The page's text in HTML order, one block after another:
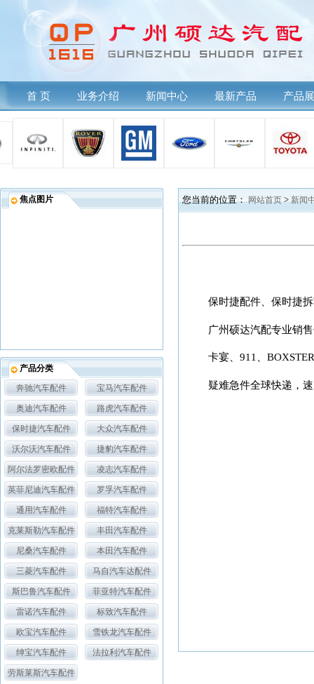
首 页 业务介绍 新闻中心 最新产品 产品
焦点图片
产品分类
奔驰汽车配件
宝马汽车配件
奥迪汽车配件 路虎汽车配件
保时捷汽车配件 大众汽车配件
沃尔沃汽车配件 捷豹汽车配件
阿尔法罗密欧配件 凌志汽车配件
英菲尼迪汽车配件 罗孚汽车配件
通用汽车配件 福特汽车配件
克莱斯勒汽车配件 丰田汽车配件
尼桑汽车配件 本田汽车配件
三菱汽车配件 马自汽车达配件
斯巴鲁汽车配件 菲亚特汽车配件
雷诺汽车配件 标致汽车配件
欧宝汽车配件 雪铁龙汽车配件
绅宝汽车配件 法拉利汽车配件
劳斯莱斯汽车配件
您当前的位置：网站首页>新闻
保时捷配件、保时捷
广州硕达汽配专业销
卡宴、911、
疑难急件全球快递，